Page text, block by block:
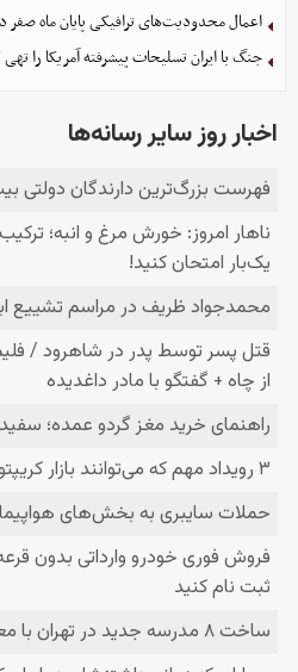
اعمال محدودیت‌های ترافیکی پایان ماه صفر
جنگ با ایران تسلیحات پیشرفته آمریکا را